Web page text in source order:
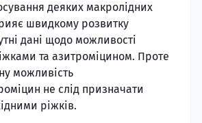
деяких макролідних
швидкому розвитку
дані щодо можливості
та азитроміцином. Проте
можливість
не слід призначати
ріжків.